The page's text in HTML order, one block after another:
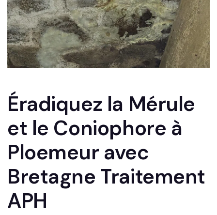
Éradiquez la Mérule
et le Coniophore à
Ploemeur avec
Bretagne Traitement
APH